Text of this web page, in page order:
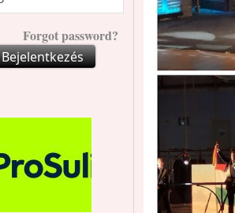
Forgot password?
Bejelentkezés